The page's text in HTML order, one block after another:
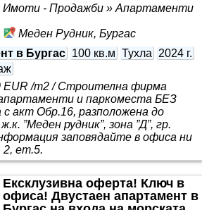
Имоти - Продажби » Апартаменти
Меден Рудник, Бургас
в Бургас 100 кв.м Тухла
2024 г.
/m2 / Строителна фирма
и паркоместа БЕЗ
с акт Обр.16, разположена до
”Меден рудник”, зона ”Д”, гр.
заповядайте в офиса ни
2, ет.5.
Ексклузивна оферта! Ключ в
офиса! Двустаен апартамент в